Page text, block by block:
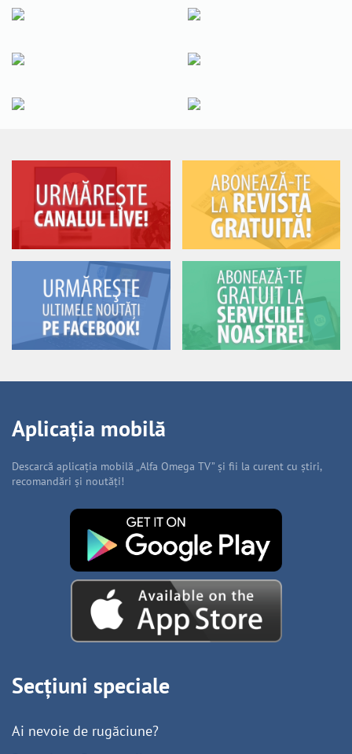
Aplicația mobilă
Descarcă aplicația mobilă „Alfa Omega TV” și fii la curent cu știri,
recomandări și noutăți!
Secțiuni speciale
Ai nevoie de rugăciune?